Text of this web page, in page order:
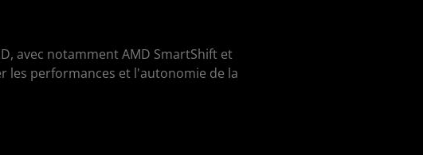
avec notamment AMD SmartShift et
les performances et l'autonomie de la